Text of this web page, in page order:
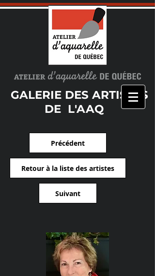
GALERIE DES ARTISTES
DE L'AAQ
Précédent
Retour à la liste des artistes
Suivant